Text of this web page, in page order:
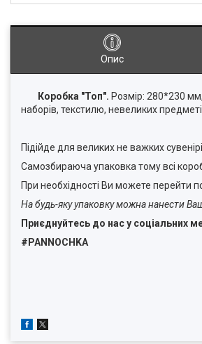
Опис
Коробка "Топ". Розмір: 280*230
наборів, текстилю, невеликих
Підійде для великих не важких
Самозбираюча упаковка тому всі
При необхідності Ви можете перейти
На будь-яку упаковку можна нанести
Приєднуйтесь до нас у соціальних
#PANNOCHKA